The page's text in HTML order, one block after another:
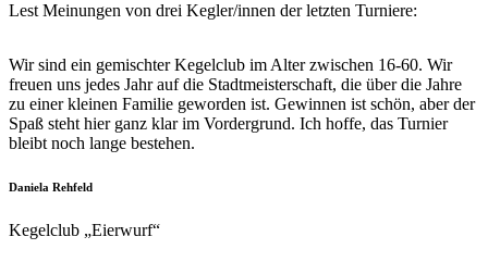
Lest Meinungen von drei Kegler/innen der letzten Turniere:
Wir sind ein gemischter Kegelclub im Alter zwischen 16-60. Wir
freuen uns jedes Jahr auf die Stadtmeisterschaft, die über die Jahre
zu einer kleinen Familie geworden ist. Gewinnen ist schön, aber der
Spaß steht hier ganz klar im Vordergrund. Ich hoffe, das Turnier
bleibt noch lange bestehen.
Daniela Rehfeld
Kegelclub „Eierwurf“